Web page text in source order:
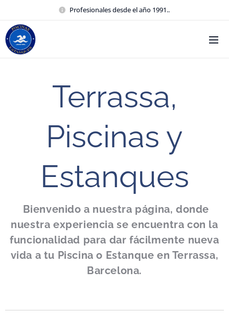
Profesionales desde el año 1991..
Terrassa,
Piscinas y
Estanques
Bienvenido a nuestra página, donde
nuestra experiencia se encuentra con la
funcionalidad para darfácilmente nueva
vida a tu Piscina o Estanque en Terrassa,
Barcelona.